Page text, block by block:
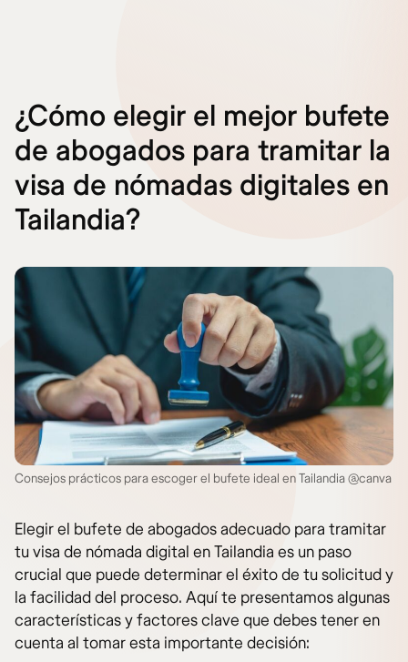
¿Cómo elegir el mejor bufete
de abogados para tramitar la
visa de nómadas digitales en
Tailandia?
Consejos prácticos para escoger el bufete ideal en Tailandia @canva
Elegir el bufete de abogados adecuado para tramitar
tu visa de nómada digital en Tailandia es un paso
crucial que puede determinar el éxito de tu solicitud y
la facilidad del proceso. Aquí te presentamos algunas
características y factores clave que debes tener en
cuenta al tomar esta importante decisión: